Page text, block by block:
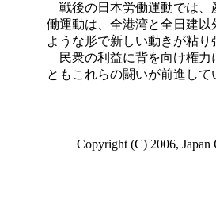
戦後の日本労働運動では、
働運動は、全港湾と全日建
ような形で新しい動きが粘
民衆の利益に背を向け権力
ともこれらの闘いが前進し
Copyright (C) 2006, Japan